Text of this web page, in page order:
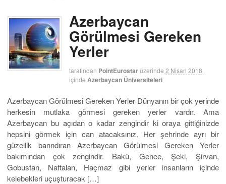
Azerbaycan
Görülmesi Gereken
Yerler
tarafından PointEurostarüzerinde 2 Nisan 2018
içinde Azerbaycan Üniversiteleri
Azerbaycan Görülmesi Gereken Yerler Dünyanın bir çok yerinde
herkesin mutlaka görmesi gereken yerler vardır. Ama
Azerbaycan bu açıdan o kadar zengindir ki oraya gittiğinizde
hepsini görmek için can atacaksınız. Her şehrinde ayrı bir
güzellik barındıran Azerbaycan Görülmesi Gereken Yerler
bakımından çok zengindir. Bakü, Gence, Şeki, Şirvan,
Gobustan, Naftalan, Haçmaz gibi yerler insanların içinde
kelebekleri uçuşturacak […]